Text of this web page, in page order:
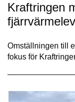
Kraftringen
Omställningen till
fokus för